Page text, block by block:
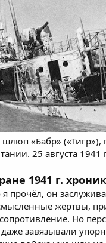
«Бабр» («Тигр»),
25 августа 1941
1941 г.
прочёл, он
жертвы,
Но
завязывали